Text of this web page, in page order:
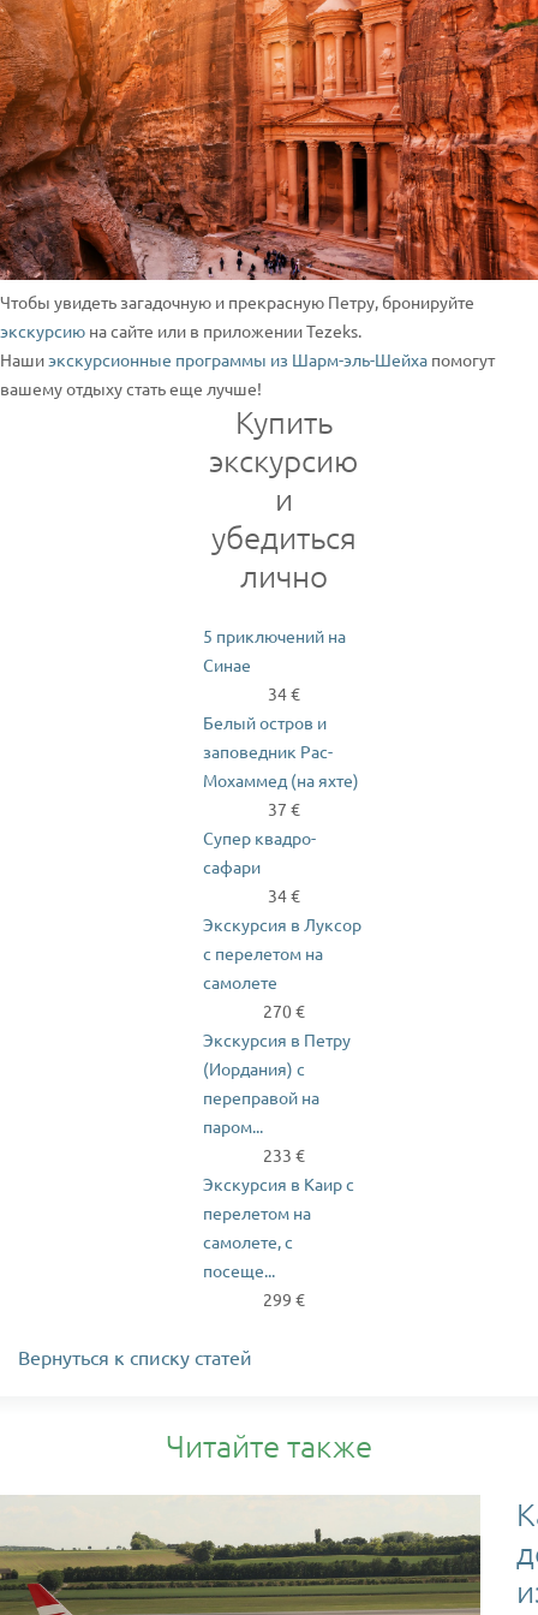
Чтобы увидеть загадочную и прекрасную Петру, бронируйте
экскурсию на сайте или в приложении Tezeks.
Нашиэкскурсионные программы из Шарм-эль-Шейха помогут
вашему отдыху стать еще лучше!
Купить
экскурсию
и
убедиться
лично
5 приключений на
Синае
34 €
Белый остров и
заповедник Рас-
Мохаммед (на яхте)
37 €
Супер квадро-
сафари
34 €
Экскурсия в Луксор
с перелетом на
самолете
270 €
Экскурсия в Петру
(Иордания) с
переправой на
паром...
233 €
Экскурсия в Каир с
перелетом на
самолете, с
посеще...
299 €
Вернуться к списку статей
Читайте также